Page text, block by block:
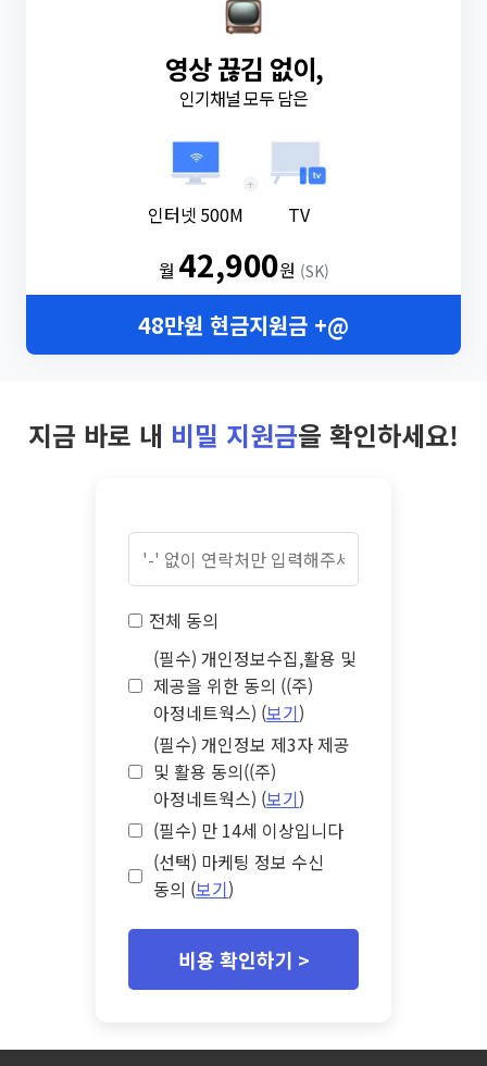
영상 끊김 없이,
인기채널 모두 담은
인터넷 500M
+
TV
월 42,900원 (SK)
48만원 현금지원금 +@
지금 바로 내 비밀 지원금을 확인하세요!
전체 동의
(필수) 개인정보수집,활용 및
제공을 위한 동의 ((주)
아정네트웍스) (보기)
(필수) 개인정보 제3자 제공
및 활용 동의((주)
아정네트웍스) (보기)
(필수) 만 14세 이상입니다
(선택) 마케팅 정보 수신
동의 (보기)
비용 확인하기 >